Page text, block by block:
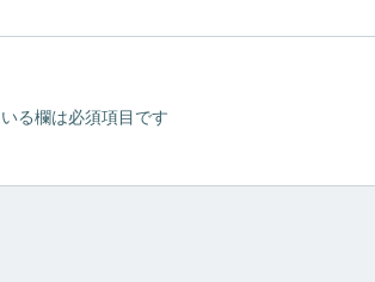
る欄は必須項目です